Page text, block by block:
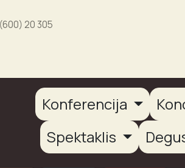
20 305
Konferencija
Spektaklis